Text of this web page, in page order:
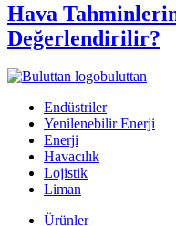
Hava
Değerlendirilir?
buluttan
Endüstriler
Yenilenebilir Enerji
Enerji
Havacılık
Lojistik
Liman
Ürünler